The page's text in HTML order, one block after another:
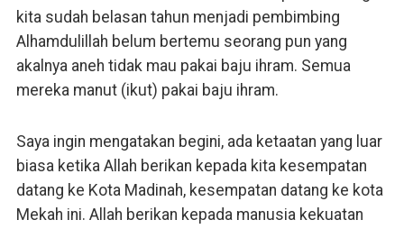
kita sudah belasan tahun menjadi pembimbing
Alhamdulillah belum bertemu seorang pun yang
akalnya aneh tidak mau pakai baju ihram. Semua
mereka manut (ikut) pakai baju ihram.
Saya ingin mengatakan begini, ada ketaatan yang luar
biasa ketika Allah berikan kepada kita kesempatan
datang ke Kota Madinah, kesempatan datang ke kota
Mekah ini. Allah berikan kepada manusia kekuatan